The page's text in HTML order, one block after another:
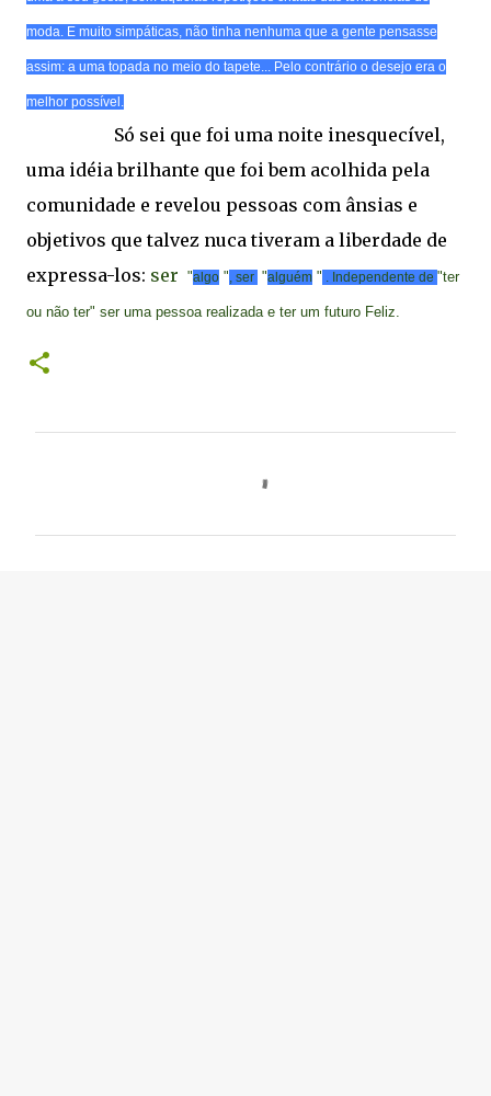
moda. E muito simpáticas, não tinha nenhuma que a gente pensasse
assim: a uma topada no meio do tapete... Pelo contrário o desejo era o
melhor possível.
Só sei que foi uma noite inesquecível,
uma idéia brilhante que foi bem acolhida pela
comunidade e revelou pessoas com ânsias e
objetivos que talvez nuca tiveram a liberdade de
expressa-los: ser "algo ", ser "alguém " . Independente de "ter
ou não ter" ser uma pessoa realizada e ter um futuro Feliz.